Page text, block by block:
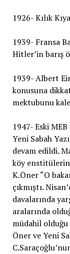
1926- Kılık
1939- Fransa
Hitler’in barış
1939- Albert
konusuna
mektubunu
1947- Eski
Yeni Sabah
devam edildi.
köy
K.Öner “O
çıkmıştı.
davalarında
aralarında
müdahil olduğu
Öner ve Yeni